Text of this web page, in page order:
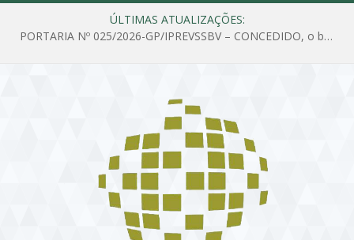
ÚLTIMAS ATUALIZAÇÕES:
PORTARIA Nº 025/2026-GP/IPREVSSBV – CONCEDIDO, o benefício de PENSÃO a MARIA ESTELA DOS SANTOS SOUZA